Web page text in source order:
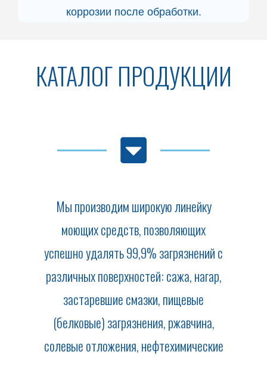
коррозии после обработки.
КАТАЛОГ ПРОДУКЦИИ
Мы производим широкую линейку
моющих средств, позволяющих
успешно удалять 99,9% загрязнений с
различных поверхностей: сажа, нагар,
застаревшие смазки, пищевые
(белковые) загрязнения, ржавчина,
солевые отложения, нефтехимические